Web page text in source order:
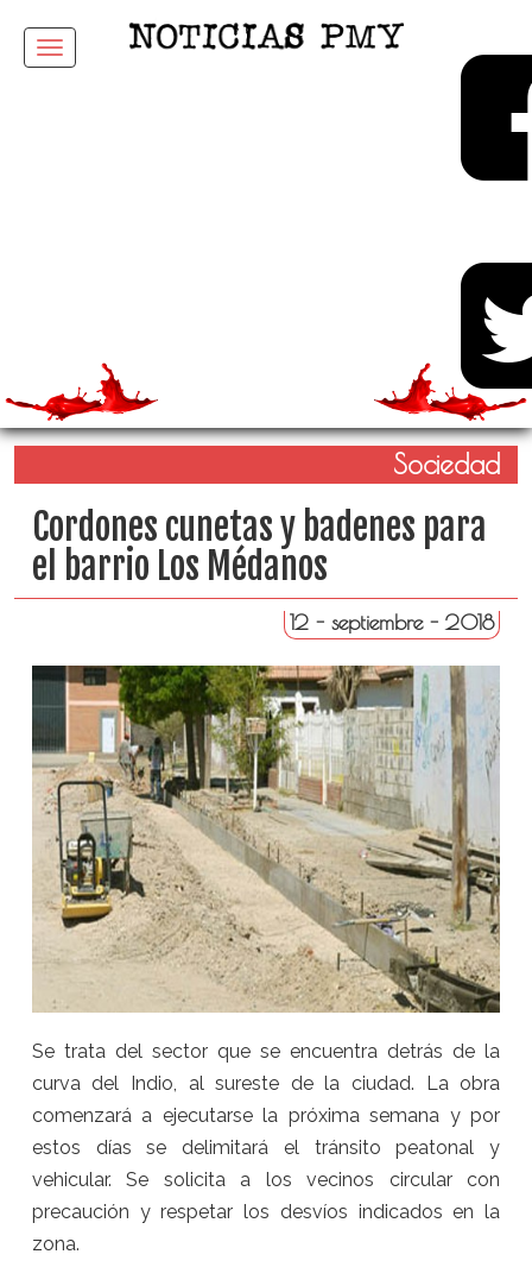
Menu
Sociedad
Cordones cunetas y badenes para
el barrio Los Médanos
12 - septiembre - 2018
Se trata del sector que se encuentra detrás de la
curva del Indio, al sureste de la ciudad. La obra
comenzará a ejecutarse la próxima semana y por
estos días se delimitará el tránsito peatonal y
vehicular. Se solicita a los vecinos circular con
precaución y respetar los desvíos indicados en la
zona.